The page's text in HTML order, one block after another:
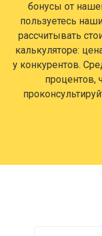
бонусы от
пользуетесь
рассчитывать
калькуляторе:
у конкурентов.
процентов,